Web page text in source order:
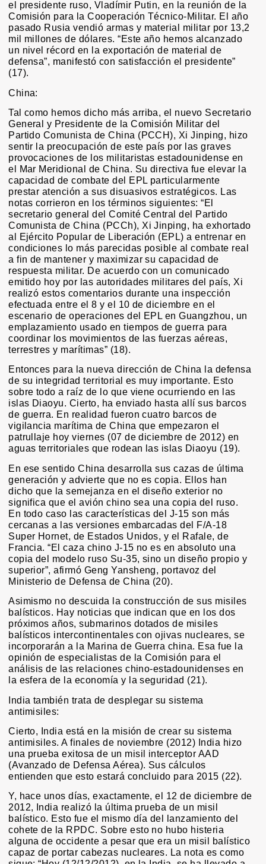
el presidente ruso, Vladímir Putin, en la reunión de la
Comisión para la Cooperación Técnico-Militar. El año
pasado Rusia vendió armas y material militar por 13,2
mil millones de dólares. “Este año hemos alcanzado
un nivel récord en la exportación de material de
defensa”, manifestó con satisfacción el presidente”
(17).
China:
Tal como hemos dicho más arriba, el nuevo Secretario
General y Presidente de la Comisión Militar del
Partido Comunista de China (PCCH), Xi Jinping, hizo
sentir la preocupación de este país por las graves
provocaciones de los militaristas estadounidense en
el Mar Meridional de China. Su directiva fue elevar la
capacidad de combate del EPL particularmente
prestar atención a sus disuasivos estratégicos. Las
notas corrieron en los términos siguientes: “El
secretario general del Comité Central del Partido
Comunista de China (PCCh), Xi Jinping, ha exhortado
al Ejército Popular de Liberación (EPL) a entrenar en
condiciones lo más parecidas posible al combate real
a fin de mantener y maximizar su capacidad de
respuesta militar. De acuerdo con un comunicado
emitido hoy por las autoridades militares del país, Xi
realizó estos comentarios durante una inspección
efectuada entre el 8 y el 10 de diciembre en el
escenario de operaciones del EPL en Guangzhou, un
emplazamiento usado en tiempos de guerra para
coordinar los movimientos de las fuerzas aéreas,
terrestres y marítimas” (18).
Entonces para la nueva dirección de China la defensa
de su integridad territorial es muy importante. Esto
sobre todo a raíz de lo que viene ocurriendo en las
islas Diaoyu. Cierto, ha enviado hasta allí sus barcos
de guerra. En realidad fueron cuatro barcos de
vigilancia marítima de China que empezaron el
patrullaje hoy viernes (07 de diciembre de 2012) en
aguas territoriales que rodean las islas Diaoyu (19).
En ese sentido China desarrolla sus cazas de última
generación y advierte que no es copia. Ellos han
dicho que la semejanza en el diseño exterior no
significa que el avión chino sea una copia del ruso.
En todo caso las características del J-15 son más
cercanas a las versiones embarcadas del F/A-18
Super Hornet, de Estados Unidos, y el Rafale, de
Francia. “El caza chino J-15 no es en absoluto una
copia del modelo ruso Su-35, sino un diseño propio y
superior”, afirmó Geng Yansheng, portavoz del
Ministerio de Defensa de China (20).
Asimismo no descuida la construcción de sus misiles
balísticos. Hay noticias que indican que en los dos
próximos años, submarinos dotados de misiles
balísticos intercontinentales con ojivas nucleares, se
incorporarán a la Marina de Guerra china. Esa fue la
opinión de especialistas de la Comisión para el
análisis de las relaciones chino-estadounidenses en
la esfera de la economía y la seguridad (21).
India también trata de desplegar su sistema
antimisiles:
Cierto, India está en la misión de crear su sistema
antimisiles. A finales de noviembre (2012) India hizo
una prueba exitosa de un misil interceptor AAD
(Avanzado de Defensa Aérea). Sus cálculos
entienden que esto estará concluido para 2015 (22).
Y, hace unos días, exactamente, el 12 de diciembre de
2012, India realizó la última prueba de un misil
balístico. Esto fue el mismo día del lanzamiento del
cohete de la RPDC. Sobre esto no hubo histeria
alguna de occidente a pesar que era un misil balístico
capaz de portar cabezas nucleares. La nota es como